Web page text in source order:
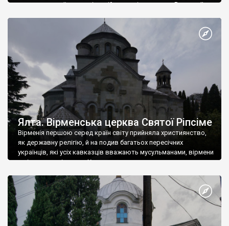
диктувати свої умови візантійському імператору Василю ІІ, та
Херсонесі Володимир-язичник, став Василем-християнином.
А потім було Хрещення Русі. На честь Херсонесу Таврійського
Ялта. Вірменська церква Святої Ріпсіме
Вірменія першою серед країн світу прийняла християнство,
як державну релігію, й на подив багатьох пересічних
українців, які усіх кавказців вважають мусульманами, вірмени
є відданими вірянами Христа